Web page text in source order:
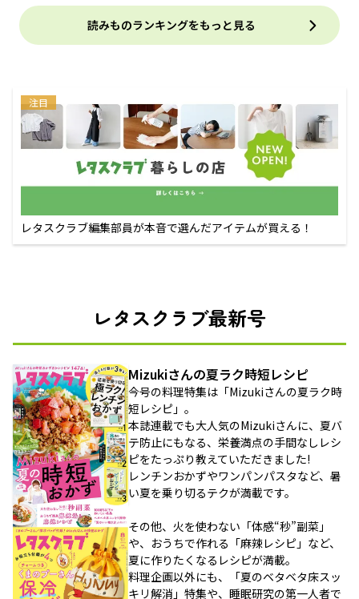
読みものランキングをもっと見る
注目
レタスクラブ編集部員が本音で選んだアイテムが買える！
レタスクラブ最新号
Mizukiさんの夏ラク時短レシピ
今号の料理特集は「Mizukiさんの夏ラク時
短レシピ」。
本誌連載でも大人気のMizukiさんに、夏バ
テ防止にもなる、栄養満点の手間なしレシ
ピをたっぷり教えていただきました!
レンチンおかずやワンパンパスタなど、暑
い夏を乗り切るテクが満載です。
その他、火を使わない「体感“秒”副菜」
や、おうちで作れる「麻辣レシピ」など、
夏に作りたくなるレシピが満載。
料理企画以外にも、「夏のベタベタ床スッ
キリ解消」特集や、睡眠研究の第一人者で